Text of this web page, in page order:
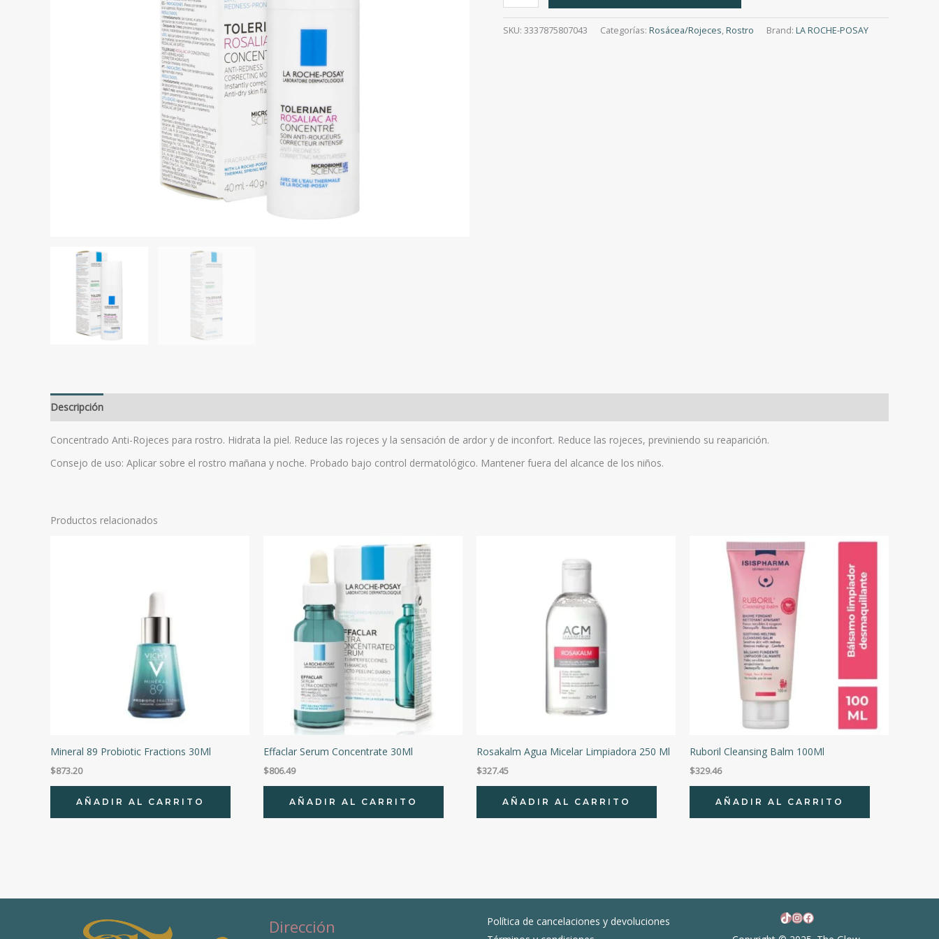
Rosaliac
40Ml
SKU: 3337875807043 Categorías: Rosácea/Rojeces,Rostro Brand: LA ROCHE-POSAY
Descripción
Concentrado Anti-Rojeces para rostro. Hidrata la piel. Reduce las rojeces y la sensación de ardor y de inconfort. Reduce las rojeces, previniendo su reaparición.
Consejo de uso: Aplicar sobre el rostro mañana y noche. Probado bajo control dermatológico. Mantener fuera del alcance de los niños.
Productos relacionados
Mineral 89 Probiotic Fractions 30Ml
$873.20
AÑADIR AL CARRITO
Effaclar Serum Concentrate 30Ml
$806.49
AÑADIR AL CARRITO
Rosakalm Agua Micelar Limpiadora 250 Ml
$327.45
AÑADIR AL CARRITO
Ruboril Cleansing Balm 100Ml
$329.46
AÑADIR AL CARRITO
Dirección
Política de cancelaciones y devoluciones
TikTok
Instagram
Facebook